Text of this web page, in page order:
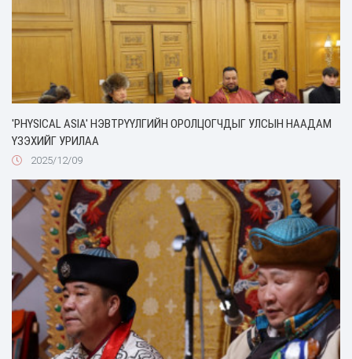
'PHYSICAL ASIA' НЭВТРҮҮЛГИЙН ОРОЛЦОГЧДЫГ УЛСЫН НААДАМ
ҮЗЭХИЙГ УРИЛАА
2025/12/09